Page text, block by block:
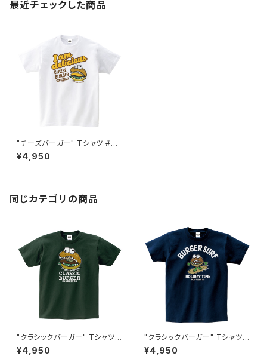
最近チェックした商品
"チーズバーガー" Tシャツ #BS
101043WHT
¥4,950
同じカテゴリの商品
"クラシックバーガー" Tシャツ #
BS101048FGRN
¥4,950
"クラシックバーガー" Tシャツ #
BS101050NVY
¥4,950